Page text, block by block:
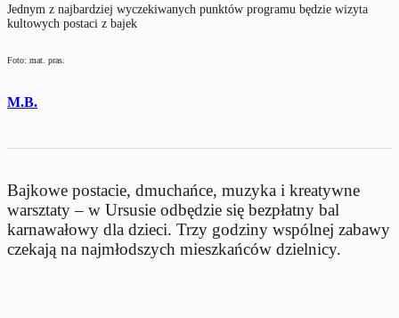
Jednym z najbardziej wyczekiwanych punktów programu będzie wizyta
kultowych postaci z bajek
Foto: mat. pras.
M.B.
Bajkowe postacie, dmuchańce, muzyka i kreatywne
warsztaty – w Ursusie odbędzie się bezpłatny bal
karnawałowy dla dzieci. Trzy godziny wspólnej zabawy
czekają na najmłodszych mieszkańców dzielnicy.